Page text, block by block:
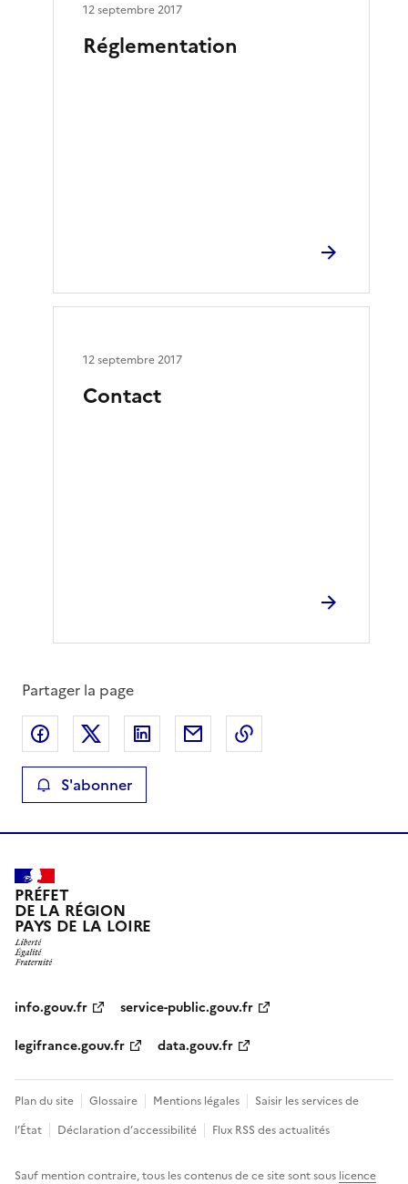
Réglementation
12 septembre 2017
Contact
12 septembre 2017
Partager la page
Partager sur Facebook
Partager sur XPartager sur LinkedIn
Partager par email
S'abonner
PRÉFET
DE LA RÉGION
PAYS DE LA LOIRE
info.gouv.fr
service-public.gouv.fr
legifrance.gouv.fr
data.gouv.fr
Plan du site Glossaire Mentions légales
Saisir les services de
l’État
Déclaration d’accessibilité Flux RSS des actualités
Sauf mention contraire, tous les contenus de ce site sont sous licence